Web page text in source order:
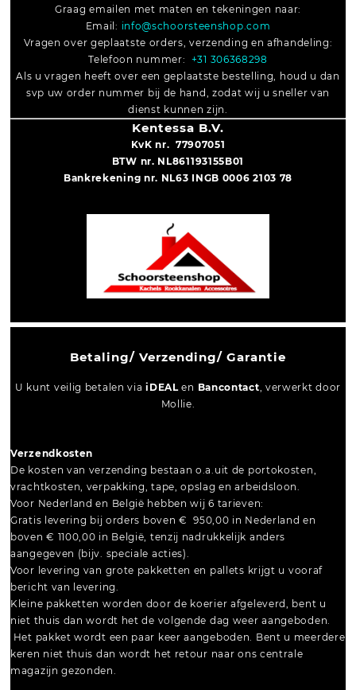
Betaling/ Verzending/ Garantie
U kunt veilig betalen viaiDEALen Bancontact, verwerkt door
Mollie.
Verzendkosten
De kosten van verzending bestaan o.a.uit de portokosten,
vrachtkosten, verpakking, tape, opslag en arbeidsloon.
Voor Nederland en België hebben wij 6 tarieven:
Gratis levering bij orders boven € 950,00 in Nederland en
boven € 1100,00 in België, tenzij nadrukkelijk anders
aangegeven (bijv. speciale acties).
Voor levering van grote pakketten en pallets krijgt u vooraf
bericht van levering.
Kleine pakketten worden door de koerier afgeleverd, bent u
niet thuis dan wordt het de volgende dag weer aangeboden.
Het pakket wordt een paar keer aangeboden. Bent u meerdere
keren niet thuis dan wordt het retour naar ons centrale
magazijn gezonden.
Graag emailen met maten en tekeningen naar:
Email: info@schoorsteenshop.com
Vragen over geplaatste orders, verzending en afhandeling:
Telefoon nummer: +31 306368298
Als u vragen heeft over een geplaatste bestelling, houd u dan
svp uw order nummer bij de hand, zodat wij u sneller van
dienst kunnen zijn.
Kentessa B.V.
KvK nr. 77907051
BTW nr. NL861193155B01
Bankrekening nr. NL63 INGB 0006 2103 78